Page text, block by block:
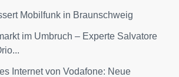
Mobilfunk in Braunschweig
im Umbruch – Experte Salvatore
Internet von Vodafone: Neue